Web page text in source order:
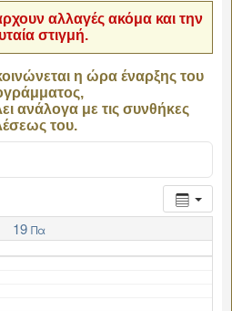
αλλαγές ακόμα και την
στιγμή.
η ώρα έναρξης του
ανάλογα με τις συνθήκες
του.
19 Πα